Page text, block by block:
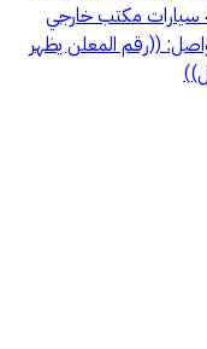
وغرفة غسيل مميزات: مدخل سيارة يتسع لـ 4 سيارات مكتب خارجي
أرضي 10,000 📞 للتواصل: ((رقم المعلن يظهر